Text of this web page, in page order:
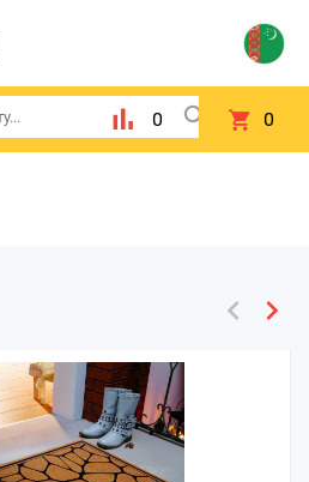
0 0